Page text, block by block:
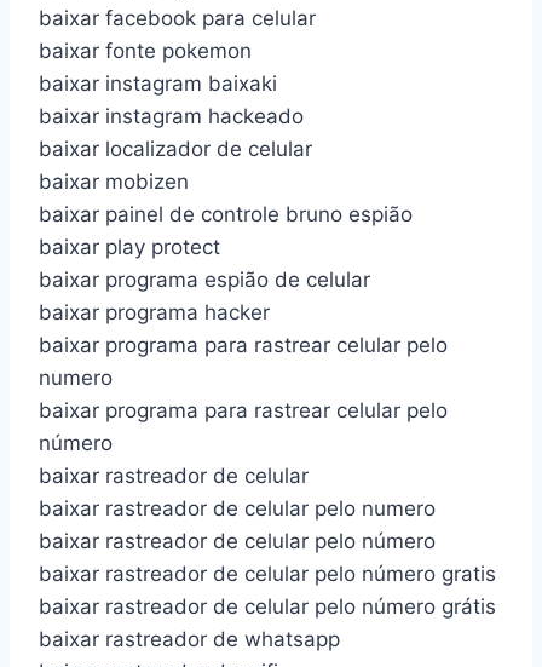
baixar facebook para celular
baixar fonte pokemon
baixar instagram baixaki
baixar instagram hackeado
baixar localizador de celular
baixar mobizen
baixar painel de controle bruno espião
baixar play protect
baixar programa espião de celular
baixar programa hacker
baixar programa para rastrear celular pelo
numero
baixar programa para rastrear celular pelo
número
baixar rastreador de celular
baixar rastreador de celular pelo numero
baixar rastreador de celular pelo número
baixar rastreador de celular pelo número gratis
baixar rastreador de celular pelo número grátis
baixar rastreador de whatsapp